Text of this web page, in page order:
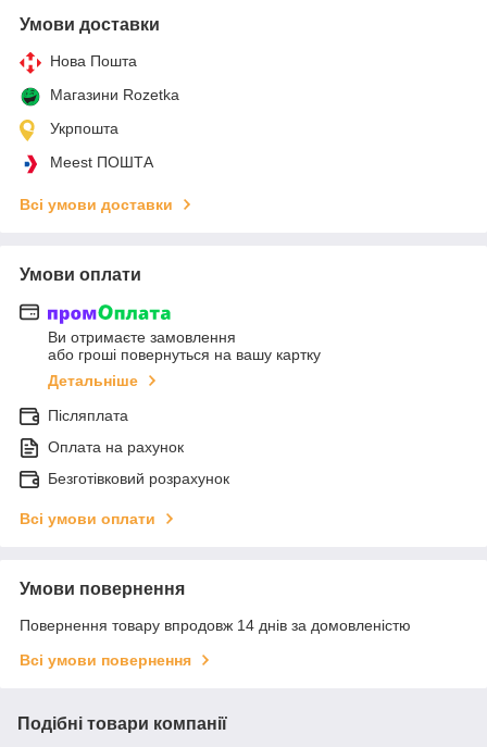
Умови доставки
Нова Пошта
Магазини Rozetka
Укрпошта
Meest ПОШТА
Всі умови доставки
Умови оплати
Ви отримаєте замовлення
або гроші повернуться на вашу картку
Детальніше
Післяплата
Оплата на рахунок
Безготівковий розрахунок
Всі умови оплати
Умови повернення
Повернення товару впродовж 14 днів за домовленістю
Всі умови повернення
Подібні товари компанії